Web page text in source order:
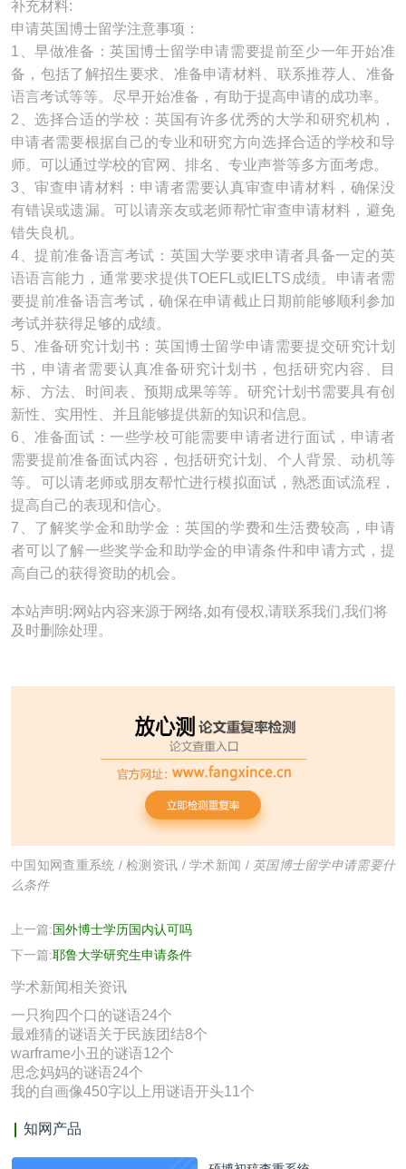
补充材料:
申请英国博士留学注意事项：
1、早做准备：英国博士留学申请需要提前至少一年开始准
备，包括了解招生要求、准备申请材料、联系推荐人、准备
语言考试等等。尽早开始准备，有助于提高申请的成功率。
2、选择合适的学校：英国有许多优秀的大学和研究机构，
申请者需要根据自己的专业和研究方向选择合适的学校和导
师。可以通过学校的官网、排名、专业声誉等多方面考虑。
3、审查申请材料：申请者需要认真审查申请材料，确保没
有错误或遗漏。可以请亲友或老师帮忙审查申请材料，避免
错失良机。
4、提前准备语言考试：英国大学要求申请者具备一定的英
语语言能力，通常要求提供TOEFL或IELTS成绩。申请者需
要提前准备语言考试，确保在申请截止日期前能够顺利参加
考试并获得足够的成绩。
5、准备研究计划书：英国博士留学申请需要提交研究计划
书，申请者需要认真准备研究计划书，包括研究内容、目
标、方法、时间表、预期成果等等。研究计划书需要具有创
新性、实用性、并且能够提供新的知识和信息。
6、准备面试：一些学校可能需要申请者进行面试，申请者
需要提前准备面试内容，包括研究计划、个人背景、动机等
等。可以请老师或朋友帮忙进行模拟面试，熟悉面试流程，
提高自己的表现和信心。
7、了解奖学金和助学金：英国的学费和生活费较高，申请
者可以了解一些奖学金和助学金的申请条件和申请方式，提
高自己的获得资助的机会。
本站声明:网站内容来源于网络,如有侵权,请联系我们,我们将
及时删除处理。
中国知网查重系统 /检测资讯 / 学术新闻 / 英国博士留学申请需要什
么条件
上一篇:国外博士学历国内认可吗
下一篇:耶鲁大学研究生申请条件
学术新闻相关资讯
一只狗四个口的谜语24个
最难猜的谜语关于民族团结8个
warframe小丑的谜语12个
思念妈妈的谜语24个
我的自画像450字以上用谜语开头11个
知网产品